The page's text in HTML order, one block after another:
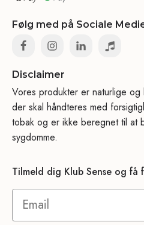
Følg med på Sociale
Disclaimer
Vores produkter er naturlige og
der skal håndteres med
tobak og er ikke beregnet til at
sygdomme.
Tilmeld dig Klub Sense og